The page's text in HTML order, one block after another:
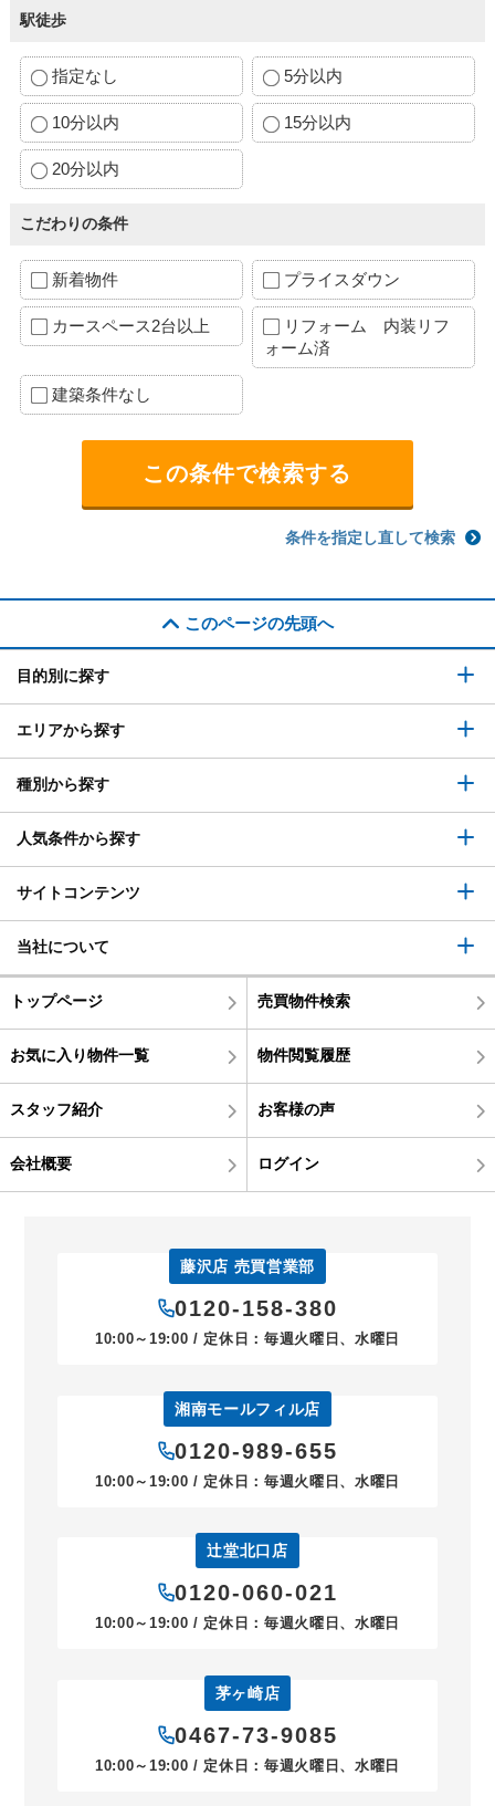
駅徒歩
指定なし 5分以内
10分以内 15分以内
20分以内
こだわりの条件
新着物件 プライスダウン
カースペース2台以上
リフォーム 内装リフ
ォーム済
建築条件なし
条件を指定し直して検索
このページの先頭へ
目的別に探す
エリアから探す
種別から探す
人気条件から探す
サイトコンテンツ
当社について
トップページ 売買物件検索
お気に入り物件一覧 物件閲覧履歴
スタッフ紹介 お客様の声
会社概要 ログイン
藤沢店 売買営業部
0120-158-380
10:00～19:00 / 定休日：毎週火曜日、水曜日
湘南モールフィル店
0120-989-655
10:00～19:00 / 定休日：毎週火曜日、水曜日
辻堂北口店
0120-060-021
10:00～19:00 / 定休日：毎週火曜日、水曜日
茅ヶ崎店
0467-73-9085
10:00～19:00 / 定休日：毎週火曜日、水曜日